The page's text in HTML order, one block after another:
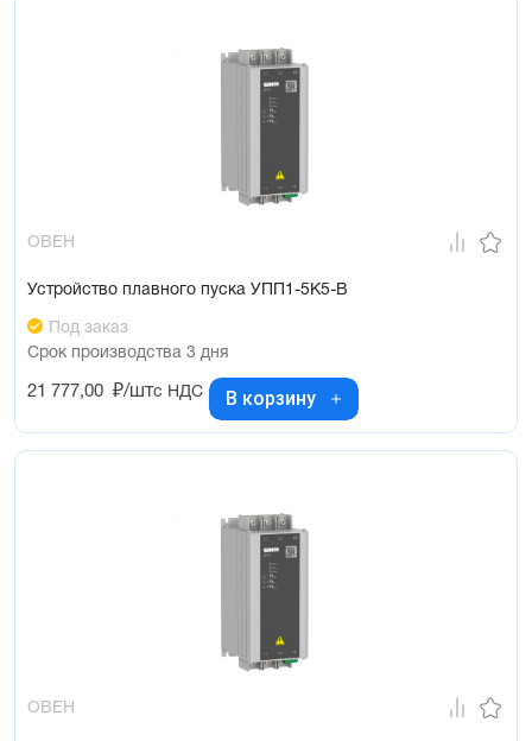
ОВЕН
Устройство плавного пуска УПП1-5К5-В
Под заказ
Срок производства 3 дня
21 777,00 ₽/штс НДС В корзину
ОВЕН